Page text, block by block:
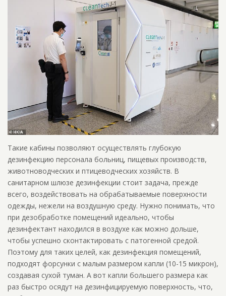
Такие кабины позволяют осуществлять глубокую
дезинфекцию персонала больниц, пищевых производств,
животноводческих и птицеводческих хозяйств. В
санитарном шлюзе дезинфекции стоит задача, прежде
всего, воздействовать на обрабатываемые поверхности
одежды, нежели на воздушную среду. Нужно понимать, что
при дезобработке помещений идеально, чтобы
дезинфектант находился в воздухе как можно дольше,
чтобы успешно сконтактировать с патогенной средой.
Поэтому для таких целей, как дезинфекция помещений,
подходят форсунки с малым размером капли (10-15 микрон),
создавая сухой туман. А вот капли большего размера как
раз быстро осядут на дезинфицируемую поверхность, что,